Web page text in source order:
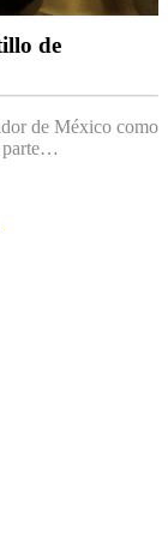
de
de México como
parte…